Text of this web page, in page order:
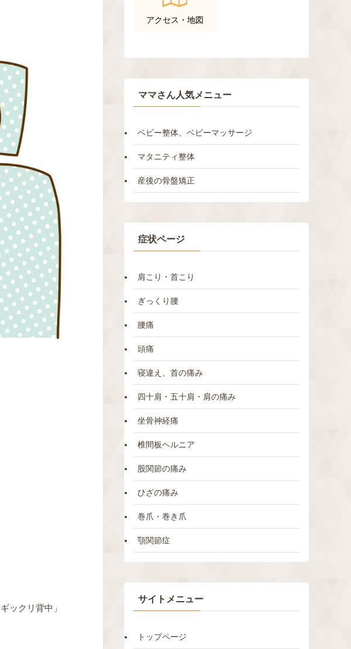
ギックリ背中」
アクセス・地図
ママさん人気メニュー
ベビー整体、ベビーマッサージ
マタニティ整体
産後の骨盤矯正
症状ページ
肩こり・首こり
ぎっくり腰
腰痛
頭痛
寝違え、首の痛み
四十肩・五十肩・肩の痛み
坐骨神経痛
椎間板ヘルニア
股関節の痛み
ひざの痛み
巻爪・巻き爪
顎関節症
サイトメニュー
トップページ